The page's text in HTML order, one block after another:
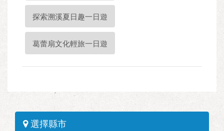
探索溯溪夏日趣一日遊
葛蕾扇文化輕旅一日遊
選擇縣市